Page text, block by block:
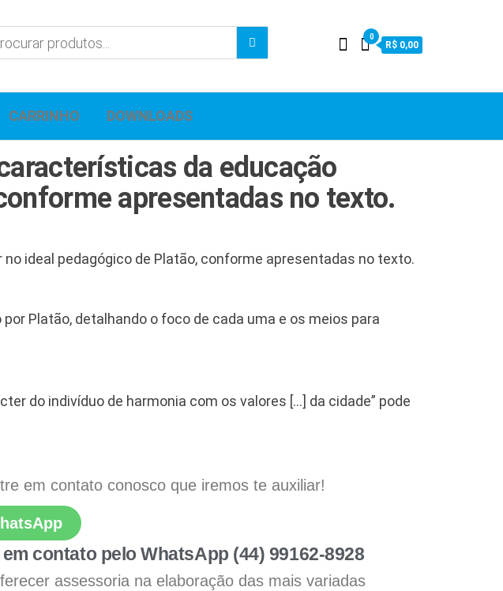
0
R$ 0,00
CARRINHO DOWNLOADS
da educação
apresentadas no texto.
ideal pedagógico de Platão, conforme apresentadas no texto.
Platão, detalhando o foco de cada uma e os meios para
do indivíduo de harmonia com os valores […] da cidade” pode
em contato conosco que iremos te auxiliar!
contato pelo WhatsApp (44) 99162-8928
assessoria na elaboração das mais variadas